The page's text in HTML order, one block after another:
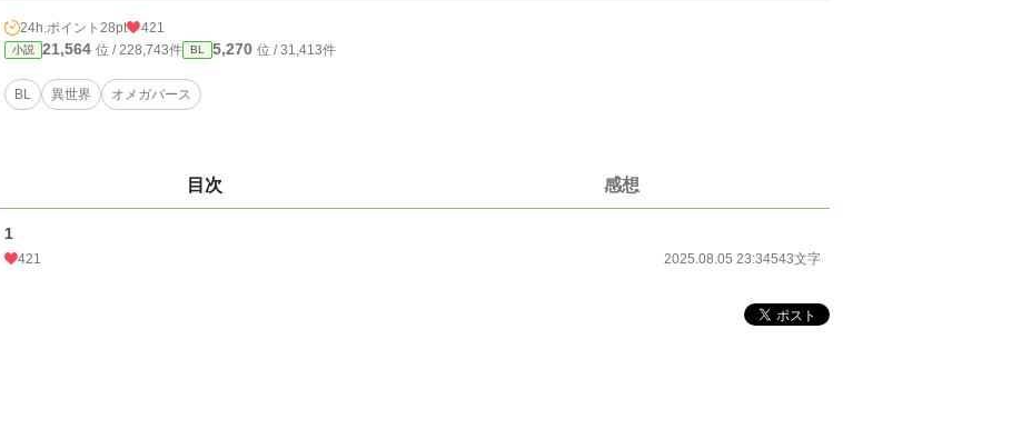
24h.ポイント 28pt 421
小説 21,564 位 / 228,743件 BL 5,270 位 / 31,413件
BL 異世界 オメガバース
目次 感想
1
421 2025.08.05 23:34543文字